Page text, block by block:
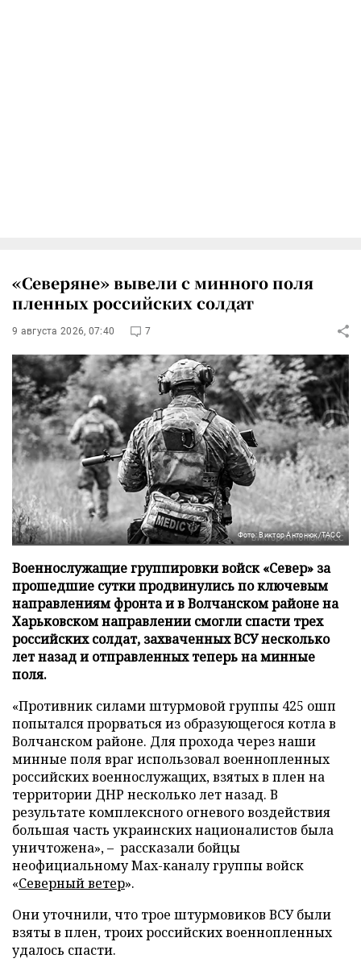
«Северяне» вывели с минного поля
пленных российских солдат
9 августа 2026, 07:40 7
Фото: Виктор Антонюк/ТАСС
Военнослужащие группировки войск «Север» за
прошедшие сутки продвинулись по ключевым
направлениям фронта и в Волчанском районе на
Харьковском направлении смогли спасти трех
российских солдат, захваченных ВСУ несколько
лет назад и отправленных теперь на минные
поля.
«Противник силами штурмовой группы 425 ошп
попытался прорваться из образующегося котла в
Волчанском районе. Для прохода через наши
минные поля враг использовал военнопленных
российских военнослужащих, взятых в плен на
территории ДНР несколько лет назад. В
результате комплексного огневого воздействия
большая часть украинских националистов была
уничтожена», – рассказали бойцы
неофициальному Max-каналу группы войск
«Северный ветер».
Они уточнили, что трое штурмовиков ВСУ были
взяты в плен, троих российских военнопленных
удалось спасти.